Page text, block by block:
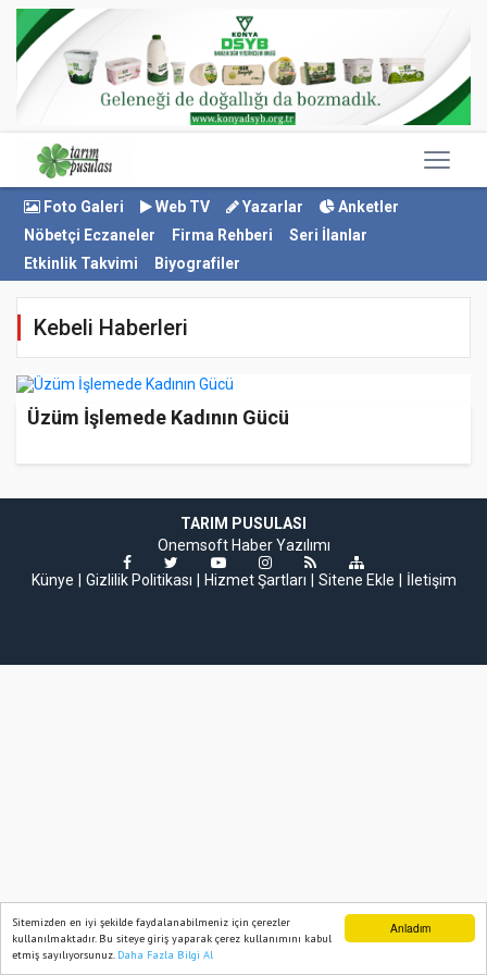
Anladım
Sitemizden en iyi şekilde faydalanabilmeniz için çerezler
kullanılmaktadır. Bu siteye giriş yaparak çerez kullanımını kabul
etmiş sayılıyorsunuz. Daha Fazla Bilgi Al
Foto Galeri Web TV Yazarlar
Anketler
Nöbetçi Eczaneler
Firma Rehberi
Seri İlanlar
Etkinlik Takvimi
Biyografiler
Kebeli Haberleri
Üzüm İşlemede Kadının Gücü
TARIM PUSULASI
Onemsoft Haber Yazılımı
Künye
Gizlilik Politikası Hizmet Şartları Sitene Ekle İletişim
Ana Sayfa Web TV